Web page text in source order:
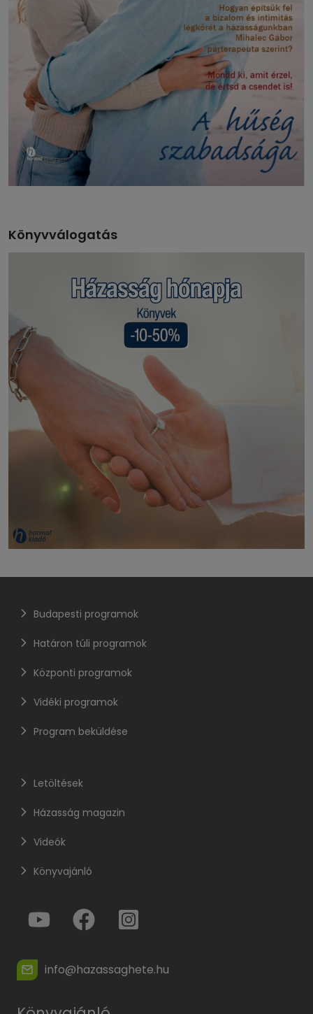
Könyvválogatás
Budapesti programok
Határon túli programok
Központi programok
Vidéki programok
Program beküldése
Letöltések
Házasság magazin
Videók
Könyvajánló
info@hazassaghete.hu